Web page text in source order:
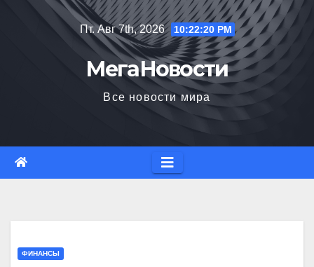
Пт. Авг 7th, 2026 10:22:21 PM
МегаНовости
Все новости мира
ФИНАНСЫ